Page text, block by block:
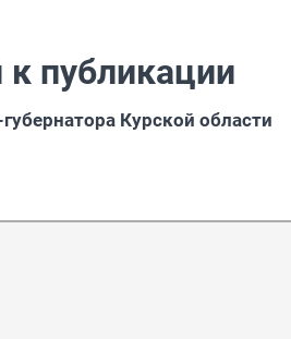
публикации
Курской области